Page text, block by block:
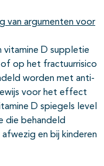
van argumenten voor
vitamine D suppletie
op het fractuurrisico
worden met anti-
voor het effect
D spiegels level
die behandeld
en bij kinderen